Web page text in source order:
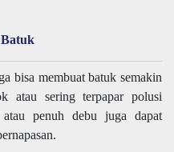
bisa membuat batuk semakin
atau sering terpapar polusi
penuh debu juga dapat